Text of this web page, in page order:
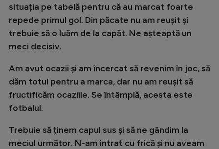
Gimnastică
Auto
Rugby
Ciclism
Alte sporturi
situația pe tabelă pentru că au marcat foarte
repede primul gol. Din păcate nu am reușit și
trebuie să o luăm de la capăt. Ne așteaptă un
meci decisiv.
Am avut ocazii și am încercat să revenim în joc, să
dăm totul pentru a marca, dar nu am reușit să
fructificăm ocaziile. Se întâmplă, acesta este
fotbalul.
Trebuie să ținem capul sus și să ne gândim la
meciul următor. N-am intrat cu frică și nu aveam